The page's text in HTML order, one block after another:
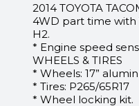
2014 TOYOTA
4WD part time with
H2.
* Engine speed
WHEELS & TIRES
* Wheels: 17”
* Tires: P265/65R17
* Wheel locking kit.